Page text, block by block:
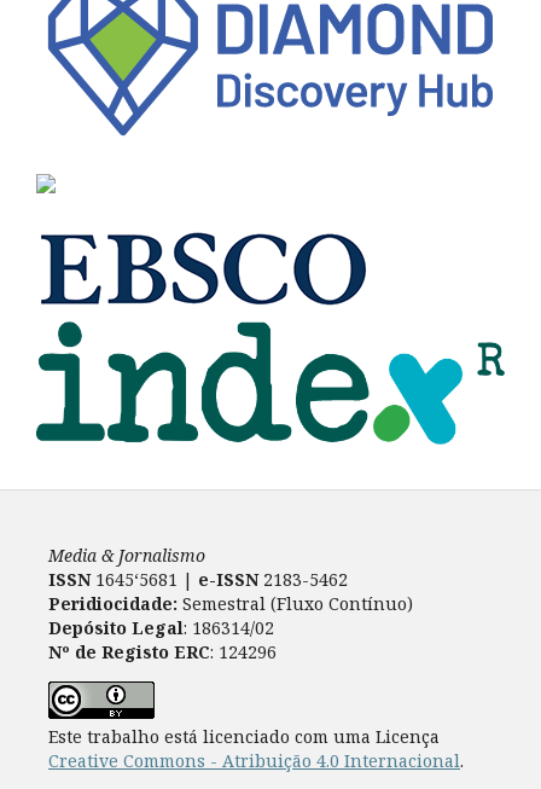
Media & Jornalismo
ISSN 1645‘5681 | e-ISSN2183-5462
Peridiocidade: Semestral (Fluxo Contínuo)
Depósito Legal: 186314/02
Nº de Registo ERC: 124296
Este trabalho está licenciado com uma Licença
Creative Commons - Atribuição 4.0 Internacional.